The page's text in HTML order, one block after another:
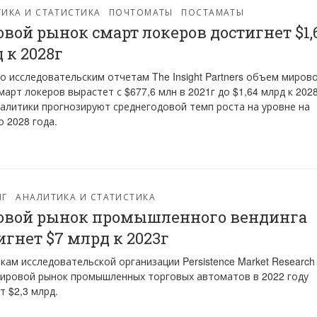
И СТАТИСТИКА ПОЧТОМАТЫ ПОСТАМАТЫ
рынок смарт локеров достигнет
2028г
исследовательским отчетам The Insight Partners объем
локеров вырастет с $677,6 млн в 2021г до $1,64 млрд к
прогнозируют среднегодовой темп роста на уровне на
2028 года.
АНАЛИТИКА И СТАТИСТИКА
рынок промышленного вендинга
$7 млрд к 2023г
исследовательской организации Persistence Market Research
рынок промышленных торговых автоматов в 2022 году
$2,3 млрд.